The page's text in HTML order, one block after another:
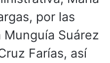
por las
Munguía Suárez
Farías, así